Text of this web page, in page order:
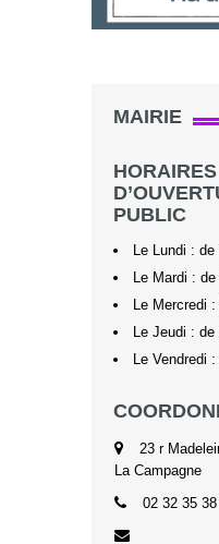
MAIRIE
HORAIRES
PUBLIC
Le Lundi :
Le Mardi :
Le Mercredi
Le Jeudi :
Le Vendredi
23 r
La Campagne
02 32 35